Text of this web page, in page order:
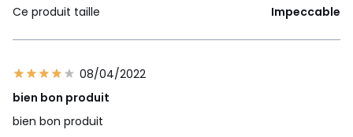
Ce produit taille Impeccable
08/04/2022
bien bon produit
bien bon produit